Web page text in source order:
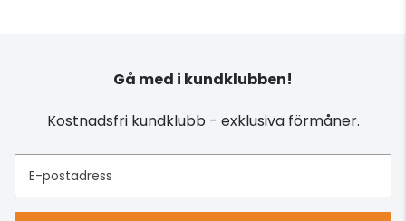
Gå med i kundklubben!
Kostnadsfri kundklubb - exklusiva förmåner.
E-postadress